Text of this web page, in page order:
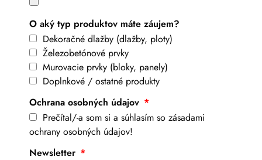
O aký typ produktov máte záujem?
Dekoračné dlažby (dlažby, ploty)
Železobetónové prvky
Murovacie prvky (bloky, panely)
Doplnkové / ostatné produkty
Ochrana osobných údajov
Prečítal/-a som si a súhlasím so zásadami
ochrany osobných údajov!
Newsletter